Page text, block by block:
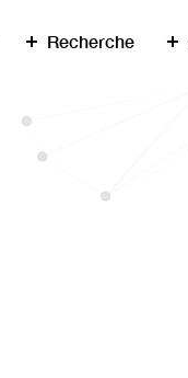
Recherche